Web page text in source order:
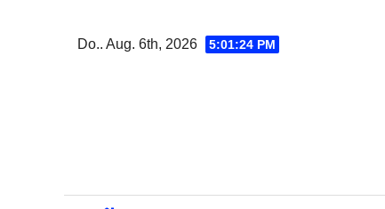
Do.. Aug. 6th, 2026 5:01:25 PM